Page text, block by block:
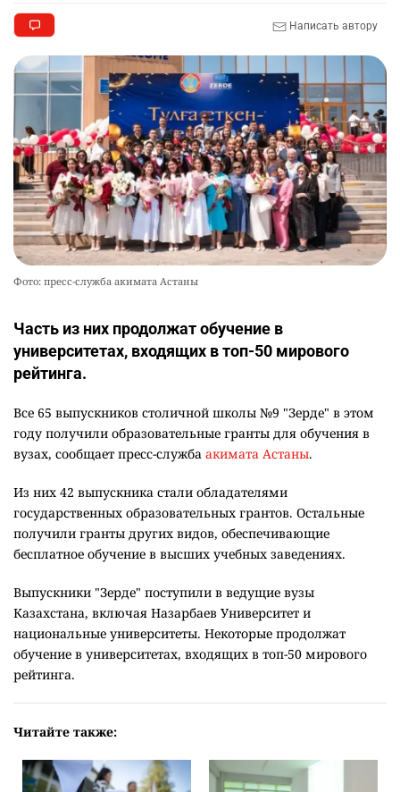
Написать автору
Фото: пресс-служба акимата Астаны
Часть из них продолжат обучение в
университетах, входящих в топ-50 мирового
рейтинга.
Все 65 выпускников столичной школы №9 "Зерде" в этом
году получили образовательные гранты для обучения в
вузах, сообщает пресс-служба акимата Астаны.
Из них 42 выпускника стали обладателями
государственных образовательных грантов. Остальные
получили гранты других видов, обеспечивающие
бесплатное обучение в высших учебных заведениях.
Выпускники "Зерде" поступили в ведущие вузы
Казахстана, включая Назарбаев Университет и
национальные университеты. Некоторые продолжат
обучение в университетах, входящих в топ-50 мирового
рейтинга.
Читайте также: